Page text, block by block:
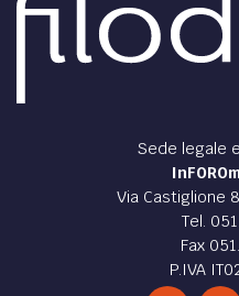
Sede legale
Via Castiglione
Tel.
Fax
P.IVA